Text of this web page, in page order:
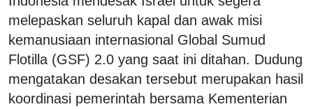
melepaskan seluruh kapal dan awak misi
kemanusiaan internasional Global Sumud
Flotilla (GSF) 2.0 yang saat ini ditahan. Dudung
mengatakan desakan tersebut merupakan hasil
koordinasi pemerintah bersama Kementerian